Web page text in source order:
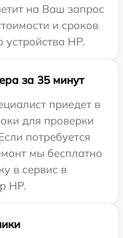
на Ваш запрос
и сроков
HP.
за 35 минут
приедет в
для проверки
потребуется
мы бесплатно
в сервис в
HP.